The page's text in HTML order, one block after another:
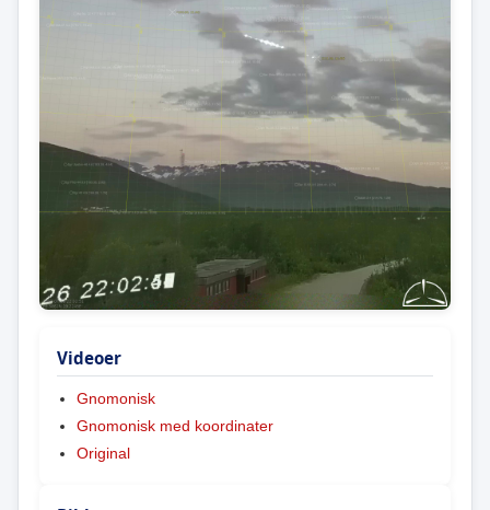
Videoer
Gnomonisk
Gnomonisk med koordinater
Original